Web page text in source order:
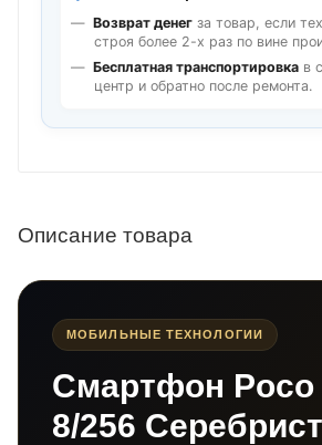
Возврат денег за товар, если
строя более 2-х раз по вине
Бесплатная транспортировка в
центр и обратно после ремонта.
Описание товара
МОБИЛЬНЫЕ ТЕХНОЛОГИИ
Смартфон Poco
8/256